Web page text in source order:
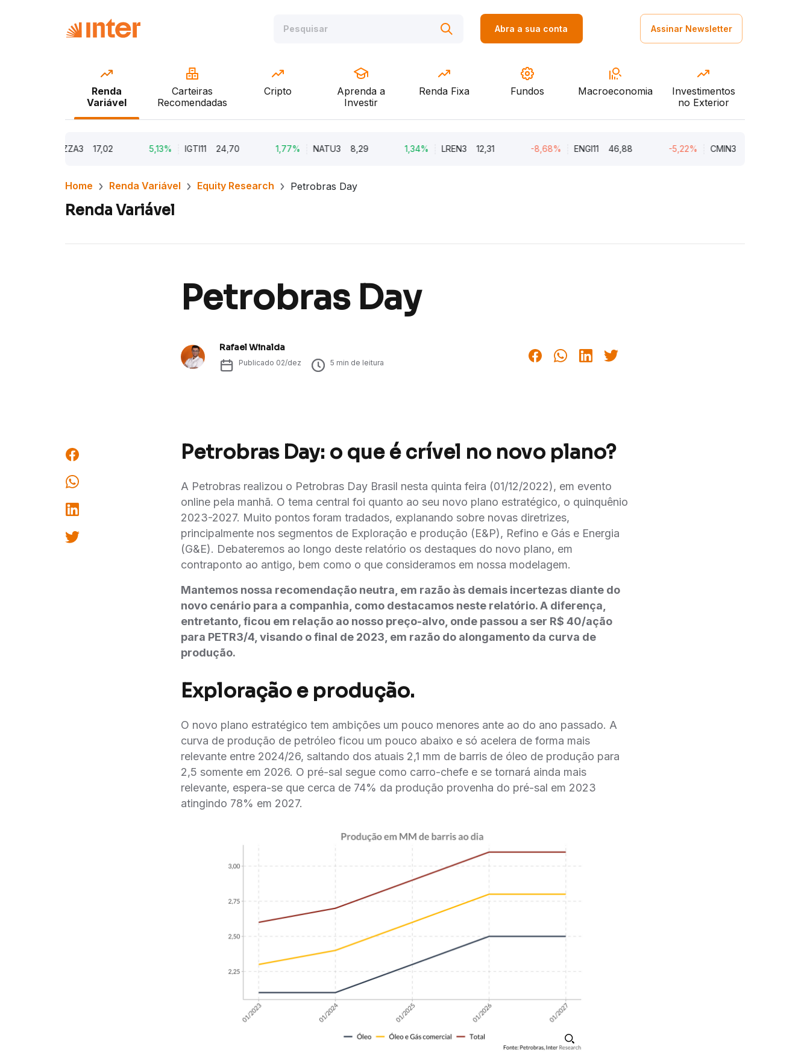
Abra a sua conta Assinar Newsletter
Renda
Variável
Carteiras
Recomendadas
Cripto
Aprenda a
Investir
Renda Fixa Fundos Macroeconomia
Investimentos
no Exterior
17,02 IGTI11 24,70 NATU3 8,29 LREN3 12,31 -8,68% ENGI11 46,88 -5,22% CMIN3 5,45
Home Renda Variável Equity Research Petrobras Day
Renda Variável
Petrobras Day
Rafael Winalda
Publicado 02/dez 5 min de leitura
Petrobras Day: o que é crível no novo plano?
A Petrobras realizou o Petrobras Day Brasil nesta quinta feira (01/12/2022), em evento
online pela manhã. O tema central foi quanto ao seu novo plano estratégico, o quinquênio
2023-2027. Muito pontos foram tradados, explanando sobre novas diretrizes,
principalmente nos segmentos de Exploração e produção (E&P), Refino e Gás e Energia
(G&E). Debateremos ao longo deste relatório os destaques do novo plano, em
contraponto ao antigo, bem como o que consideramos em nossa modelagem.
Mantemos nossa recomendação neutra, em razão às demais incertezas diante do
novo cenário para a companhia, como destacamos neste relatório. A diferença,
entretanto, ficou em relação ao nosso preço-alvo, onde passou a ser R$ 40/ação
para PETR3/4, visando o final de 2023, em razão do alongamento da curva de
produção.
Exploração e produção.
O novo plano estratégico tem ambições um pouco menores ante ao do ano passado. A
curva de produção de petróleo ficou um pouco abaixo e só acelera de forma mais
relevante entre 2024/26, saltando dos atuais 2,1 mm de barris de óleo de produção para
2,5 somente em 2026. O pré-sal segue como carro-chefe e se tornará ainda mais
relevante, espera-se que cerca de 74% da produção provenha do pré-sal em 2023
atingindo 78% em 2027.